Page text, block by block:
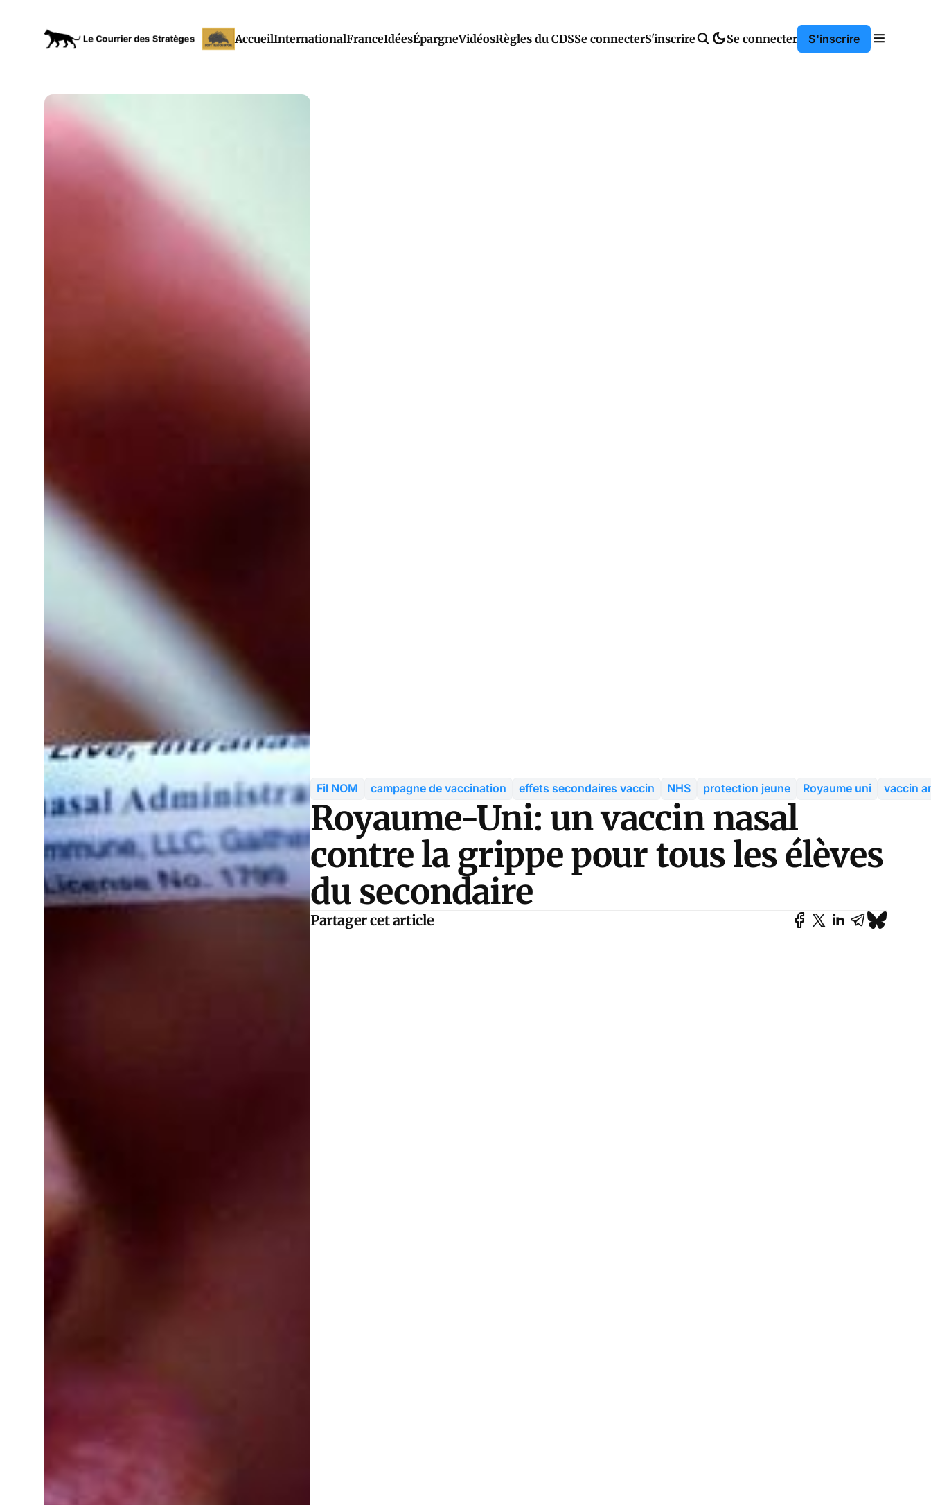
AccueilInternationalFranceIdéesÉpargneVidéosRègles du CDSSe connecterS'inscrire Se connecter S'inscrire
Fil NOM campagne de vaccination effets secondaires vaccin NHS protection jeune Royaume uni vaccin
Royaume-Uni: un vaccin nasal
contre la grippe pour tous les élèves
du secondaire
Partager cet article